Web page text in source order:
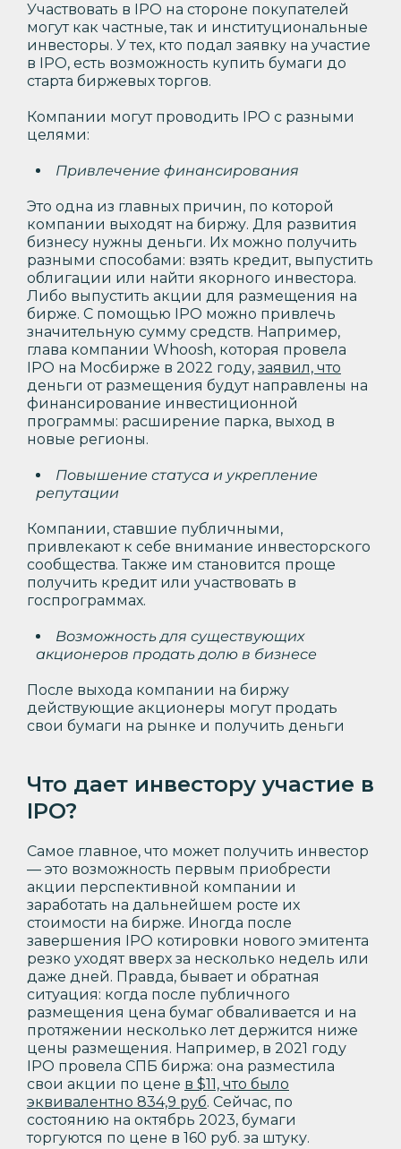
Участвовать в IPO на стороне покупателей
могут как частные, так и институциональные
инвесторы. У тех, кто подал заявку на участие
в IPO, есть возможность купить бумаги до
старта биржевых торгов.
Компании могут проводить IPO с разными
целями:
Привлечение финансирования
Это одна из главных причин, по которой
компании выходят на биржу. Для развития
бизнесу нужны деньги. Их можно получить
разными способами: взять кредит, выпустить
облигации или найти якорного инвестора.
Либо выпустить акции для размещения на
бирже. С помощью IPO можно привлечь
значительную сумму средств. Например,
глава компании Whoosh, которая провела
IPO на Мосбирже в 2022 году, заявил, что
деньги от размещения будут направлены на
финансирование инвестиционной
программы: расширение парка, выход в
новые регионы.
Повышение статуса и укрепление
репутации
Компании, ставшие публичными,
привлекают к себе внимание инвесторского
сообщества. Также им становится проще
получить кредит или участвовать в
госпрограммах.
Возможность для существующих
акционеров продать долю в бизнесе
После выхода компании на биржу
действующие акционеры могут продать
свои бумаги на рынке и получить деньги
Что дает инвестору участие в
IPO?
Самое главное, что может получить инвестор
— это возможность первым приобрести
акции перспективной компании и
заработать на дальнейшем росте их
стоимости на бирже. Иногда после
завершения IPO котировки нового эмитента
резко уходят вверх за несколько недель или
даже дней. Правда, бывает и обратная
ситуация: когда после публичного
размещения цена бумаг обваливается и на
протяжении несколько лет держится ниже
цены размещения. Например, в 2021 году
IPO провела СПБ биржа: она разместила
свои акции по цене в $11, что было
эквивалентно 834,9 руб. Сейчас, по
состоянию на октябрь 2023, бумаги
торгуются по цене в 160 руб. за штуку.